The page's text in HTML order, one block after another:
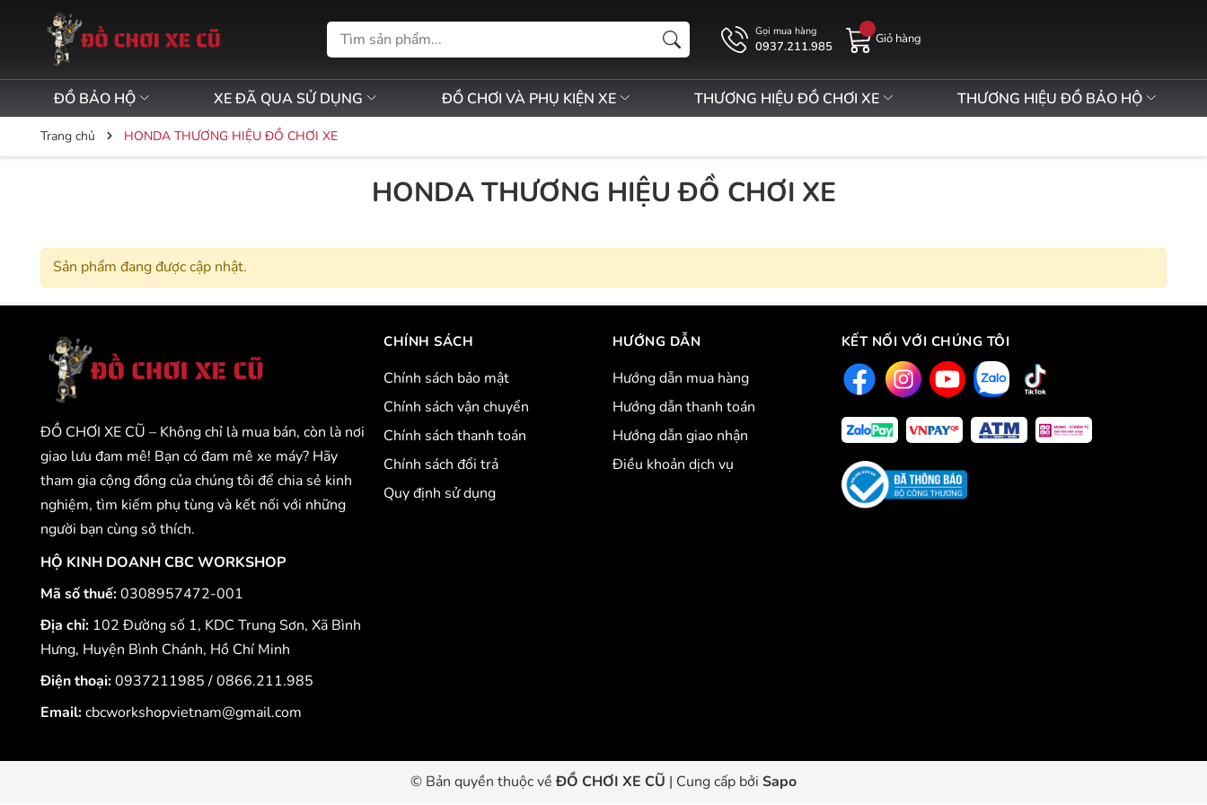
Gọi mua hàng
0937.211.985
Giỏ hàng
ĐỒ BẢO HỘ XE ĐÃ QUA SỬ DỤNG ĐỒ CHƠI VÀ PHỤ KIỆN XE THƯƠNG HIỆU ĐỒ CHƠI XE THƯƠNG HIỆU ĐỒ BẢO HỘ
Trang chủ HONDA THƯƠNG HIỆU ĐỒ CHƠI XE
HONDA THƯƠNG HIỆU ĐỒ CHƠI XE
Sản phẩm đang được cập nhật.
ĐỒ CHƠI XE CŨ – Không chỉ là mua bán, còn là nơi
giao lưu đam mê! Bạn có đam mê xe máy? Hãy
tham gia cộng đồng của chúng tôi để chia sẻ kinh
nghiệm, tìm kiếm phụ tùng và kết nối với những
người bạn cùng sở thích.
HỘ KINH DOANH CBC WORKSHOP
Mã số thuế:0308957472-001
Địa chỉ: 102 Đường số 1, KDC Trung Sơn, Xã Bình
Hưng, Huyện Bình Chánh, Hồ Chí Minh
Điện thoại:0937211985/0866.211.985
Email:cbcworkshopvietnam@gmail.com
CHÍNH SÁCH
Chính sách bảo mật
Chính sách vận chuyển
Chính sách thanh toán
Chính sách đổi trả
Quy định sử dụng
HƯỚNG DẪN
Hướng dẫn mua hàng
Hướng dẫn thanh toán
Hướng dẫn giao nhận
Điều khoản dịch vụ
KẾT NỐI VỚI CHÚNG TÔI
© Bản quyền thuộc vềĐỒ CHƠI XE CŨ | Cung cấp bởi Sapo